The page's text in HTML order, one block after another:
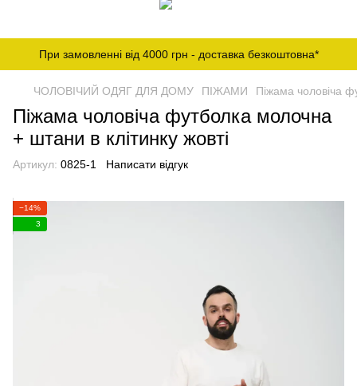
При замовленні від 4000 грн - доставка безкоштовна*
ЧОЛОВІЧИЙ ОДЯГ ДЛЯ ДОМУ ПІЖАМИ Піжама чоловіча
Піжама чоловіча футболка молочна
+ штани в клітинку жовті
Артикул: 0825-1 Написати відгук
−14%
3